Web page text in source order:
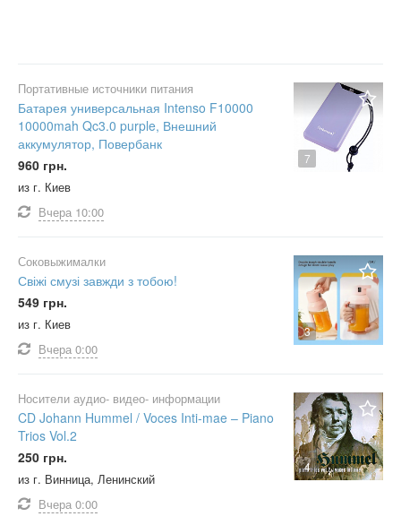
7
Портативные источники питания
Батарея универсальная Intenso F10000
10000mah Qc3.0 purple, Внешний
аккумулятор, Повербанк
960 грн.
из г. Киев
Вчера 10:00
3
Соковыжималки
Свіжі смузі завжди з тобою!
549 грн.
из г. Киев
Вчера 0:00
4
Носители аудио- видео- информации
CD Johann Hummel / Voces Inti-mae – Piano
Trios Vol.2
250 грн.
из г. Винница, Ленинский
Вчера 0:00